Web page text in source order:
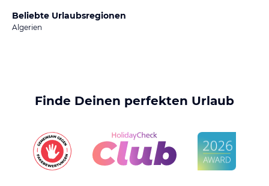
Beliebte Urlaubsregionen
Algerien
Finde Deinen perfekten Urlaub